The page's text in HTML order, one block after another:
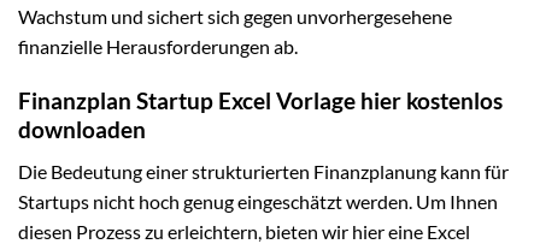
Wachstum und sichert sich gegen unvorhergesehene
finanzielle Herausforderungen ab.
Finanzplan Startup Excel Vorlage hier kostenlos
downloaden
Die Bedeutung einer strukturierten Finanzplanung kann für
Startups nicht hoch genug eingeschätzt werden. Um Ihnen
diesen Prozess zu erleichtern, bieten wir hier eine Excel